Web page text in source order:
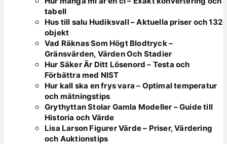
tabell
Hus till salu Hudiksvall – Aktuella priser och 132
objekt
Vad Räknas Som Högt Blodtryck –
Gränsvärden, Värden Och Stadier
Hur Säker Är Ditt Lösenord – Testa och
Förbättra med NIST
Hur kall ska en frys vara – Optimal temperatur
och mätningstips
Grythyttan Stolar Gamla Modeller – Guide till
Historia och Värde
Lisa Larson Figurer Värde – Priser, Värdering
och Auktionstips